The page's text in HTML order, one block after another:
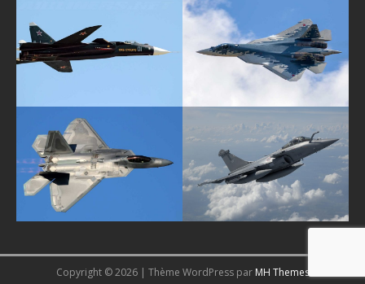
Copyright © 2026 | Thème WordPress par MH Themes